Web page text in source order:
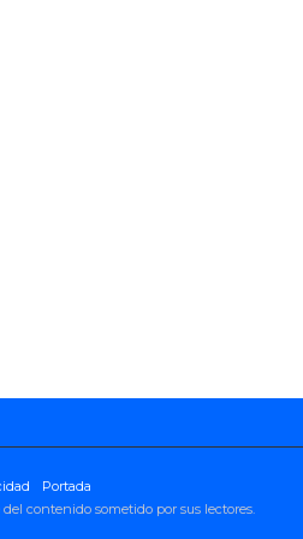
Portada
contenido sometido por sus lectores.